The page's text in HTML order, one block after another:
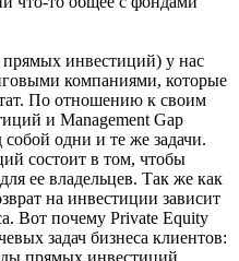
инвестиций) у нас
компаниями, которые
По отношению к своим
и Management Gap
собой одни и те же задачи.
состоит в том, чтобы
ее владельцев. Так же как
на инвестиции зависит
Вот почему Private Equity
задач бизнеса клиентов:
прямых инвестиций